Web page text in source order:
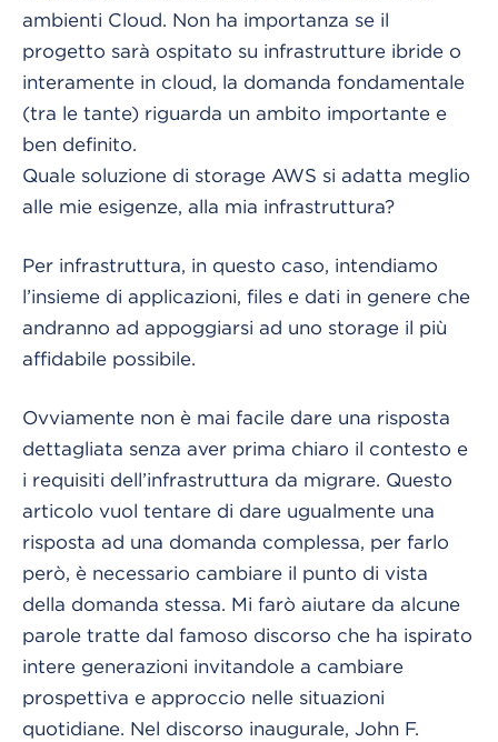
ambienti Cloud. Non ha importanza se il
progetto sarà ospitato su infrastrutture ibride o
interamente in cloud, la domanda fondamentale
(tra le tante) riguarda un ambito importante e
ben definito.
Quale soluzione di storage AWS si adatta meglio
alle mie esigenze, alla mia infrastruttura?
Per infrastruttura, in questo caso, intendiamo
l’insieme di applicazioni, files e dati in genere che
andranno ad appoggiarsi ad uno storage il più
affidabile possibile.
Ovviamente non è mai facile dare una risposta
dettagliata senza aver prima chiaro il contesto e
i requisiti dell’infrastruttura da migrare. Questo
articolo vuol tentare di dare ugualmente una
risposta ad una domanda complessa, per farlo
però, è necessario cambiare il punto di vista
della domanda stessa. Mi farò aiutare da alcune
parole tratte dal famoso discorso che ha ispirato
intere generazioni invitandole a cambiare
prospettiva e approccio nelle situazioni
quotidiane. Nel discorso inaugurale, John F.